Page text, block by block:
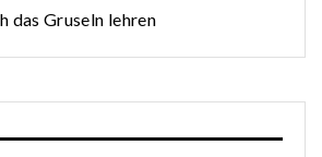
das Gruseln lehren